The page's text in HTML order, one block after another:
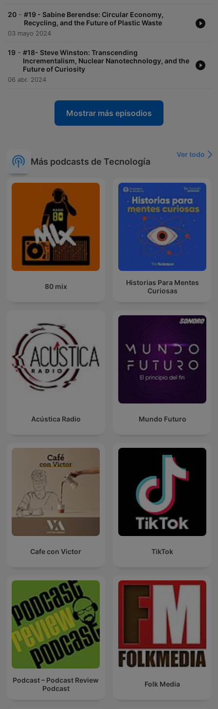
20 - #19 - Sabine Berendse: Circular Economy,
Recycling, and the Future of Plastic Waste
03 mayo 2024
19 - #18- Steve Winston: Transcending
Incrementalism, Nuclear Nanotechnology, and the
Future of Curiosity
06 abr. 2024
Mostrar más episodios
Más podcasts de Tecnología
Ver todo
80 mix
Historias Para Mentes
Curiosas
Acústica Radio Mundo Futuro
Cafe con Victor TikTok
Podcast – Podcast Review
Podcast
Folk Media